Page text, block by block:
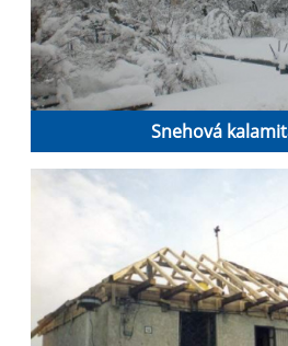
Snehová